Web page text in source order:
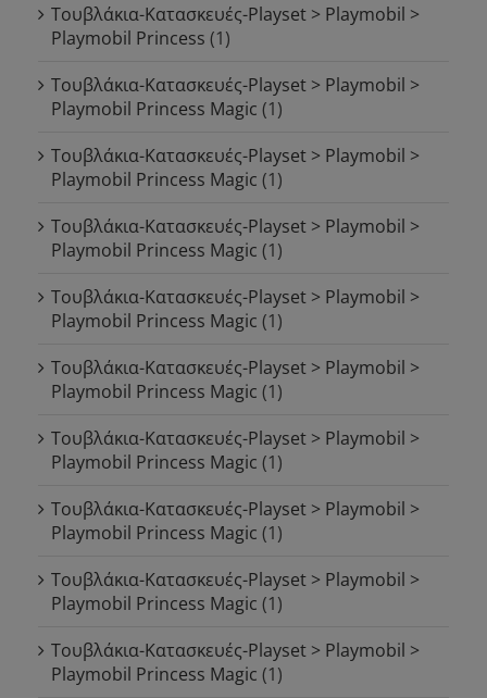
Τουβλάκια-Κατασκευές-Playset > Playmobil >
Playmobil Princess (1)
Τουβλάκια-Κατασκευές-Playset > Playmobil >
Playmobil Princess Magic (1)
Τουβλάκια-Κατασκευές-Playset > Playmobil >
Playmobil Princess Magic (1)
Τουβλάκια-Κατασκευές-Playset > Playmobil >
Playmobil Princess Magic (1)
Τουβλάκια-Κατασκευές-Playset > Playmobil >
Playmobil Princess Magic (1)
Τουβλάκια-Κατασκευές-Playset > Playmobil >
Playmobil Princess Magic (1)
Τουβλάκια-Κατασκευές-Playset > Playmobil >
Playmobil Princess Magic (1)
Τουβλάκια-Κατασκευές-Playset > Playmobil >
Playmobil Princess Magic (1)
Τουβλάκια-Κατασκευές-Playset > Playmobil >
Playmobil Princess Magic (1)
Τουβλάκια-Κατασκευές-Playset > Playmobil >
Playmobil Princess Magic (1)